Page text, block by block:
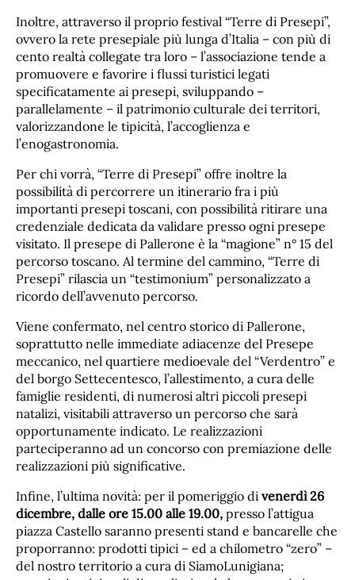
Inoltre, attraverso il proprio festival “Terre di Presepi”,
ovvero la rete presepiale più lunga d’Italia – con più di
cento realtà collegate tra loro – l’associazione tende a
promuovere e favorire i flussi turistici legati
specificatamente ai presepi, sviluppando –
parallelamente – il patrimonio culturale dei territori,
valorizzandone le tipicità, l’accoglienza e
l’enogastronomia.
Per chi vorrà, “Terre di Presepi” offre inoltre la
possibilità di percorrere un itinerario fra i più
importanti presepi toscani, con possibilità ritirare una
credenziale dedicata da validare presso ogni presepe
visitato. Il presepe di Pallerone è la “magione” n° 15 del
percorso toscano. Al termine del cammino, “Terre di
Presepi” rilascia un “testimonium” personalizzato a
ricordo dell’avvenuto percorso.
Viene confermato, nel centro storico di Pallerone,
soprattutto nelle immediate adiacenze del Presepe
meccanico, nel quartiere medioevale del “Verdentro” e
del borgo Settecentesco, l’allestimento, a cura delle
famiglie residenti, di numerosi altri piccoli presepi
natalizi, visitabili attraverso un percorso che sarà
opportunamente indicato. Le realizzazioni
parteciperanno ad un concorso con premiazione delle
realizzazioni più significative.
Infine, l’ultima novità: per il pomeriggio di venerdì 26
dicembre, dalle ore 15.00 alle 19.00, presso l’attigua
piazza Castello saranno presenti stand e bancarelle che
proporranno: prodotti tipici – ed a chilometro “zero” –
del nostro territorio a cura di SìamoLunigiana;